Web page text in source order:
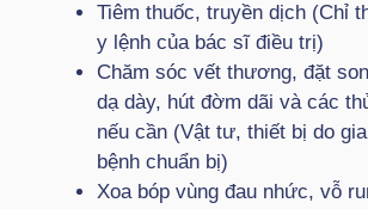
Tiêm thuốc, truyền dịch (Chỉ
y lệnh của bác sĩ điều trị)
Chăm sóc vết thương, đặt
dạ dày, hút đờm dãi và các
nếu cần (Vật tư, thiết bị do
bệnh chuẩn bị)
Xoa bóp vùng đau nhức, vỗ